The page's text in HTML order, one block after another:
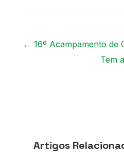
← 16º Acampamento de
Tem
Artigos